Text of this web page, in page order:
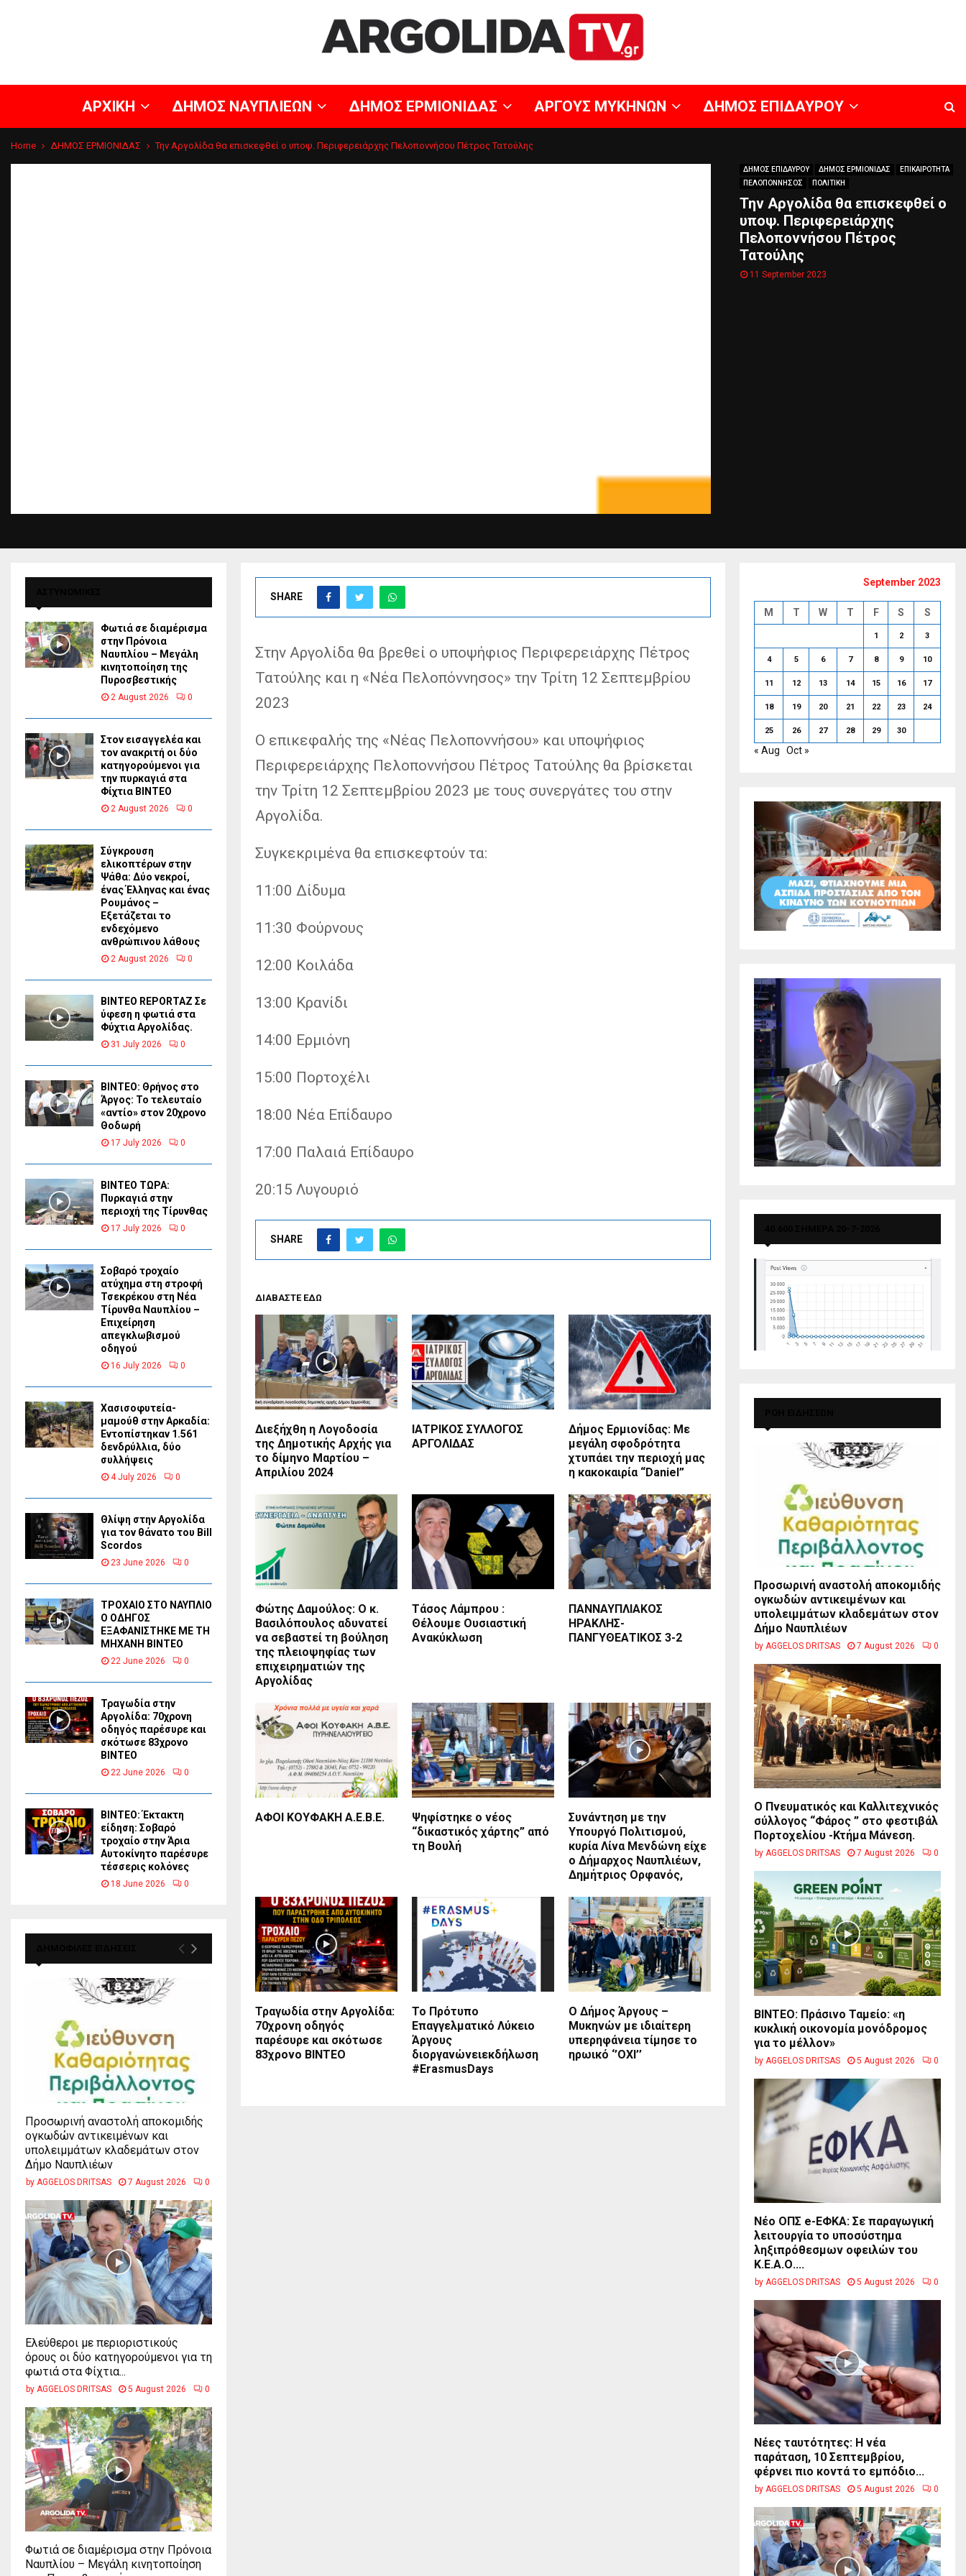
ΑΡΧΙΚΗ ΔΗΜΟΣ ΝΑΥΠΛΙΕΩΝ ΔΗΜΟΣ ΕΡΜΙΟΝΙΔΑΣ ΑΡΓΟΥΣ ΜΥΚΗΝΩΝ ΔΗΜΟΣ ΕΠΙΔΑΥΡΟΥ
Home ΔΗΜΟΣ ΕΡΜΙΟΝΙΔΑΣ Την Αργολίδα θα επισκεφθεί ο υποψ. Περιφερειάρχης Πελοποννήσου Πέτρος Τατούλης
ΔΗΜΟΣ ΕΠΙΔΑΥΡΟΥ ΔΗΜΟΣ ΕΡΜΙΟΝΙΔΑΣ
ΕΠΙΚΑΙΡΟΤΗΤΑ
ΠΕΛΟΠΟΝΝΗΣΟΣ
ΠΟΛΙΤΙΚΗ
Την Αργολίδα θα επισκεφθεί ο
υποψ. Περιφερειάρχης
Πελοποννήσου Πέτρος
Τατούλης
11 September 2023
SHARE
Στην Αργολίδα θα βρεθεί ο υποψήφιος Περιφερειάρχης Πέτρος
Τατούλης και η «Νέα Πελοπόννησος» την Τρίτη 12 Σεπτεμβρίου
2023
Ο επικεφαλής της «Νέας Πελοποννήσου» και υποψήφιος
Περιφερειάρχης Πελοποννήσου Πέτρος Τατούλης θα βρίσκεται
την Τρίτη 12 Σεπτεμβρίου 2023 με τους συνεργάτες του στην
Αργολίδα.
Συγκεκριμένα θα επισκεφτούν τα:
11:00 Δίδυμα
11:30 Φούρνους
12:00 Κοιλάδα
13:00 Κρανίδι
14:00 Ερμιόνη
15:00 Πορτοχέλι
18:00 Νέα Επίδαυρο
17:00 Παλαιά Επίδαυρο
20:15 Λυγουριό
SHARE
ΔΙΑΒΑΣΤΕ ΕΔΩ
Διεξήχθη η Λογοδοσία
της Δημοτικής Αρχής για
το δίμηνο Μαρτίου –
Απριλίου 2024
ΙΑΤΡΙΚΟΣ ΣΥΛΛΟΓΟΣ
ΑΡΓΟΛΙΔΑΣ
Δήμος Ερμιονίδας: Με
μεγάλη σφοδρότητα
χτυπάει την περιοχή μας
η κακοκαιρία “Daniel”
Φώτης Δαμούλος: Ο κ.
Βασιλόπουλος αδυνατεί
να σεβαστεί τη βούληση
της πλειοψηφίας των
επιχειρηματιών της
Αργολίδας
Τάσος Λάμπρου :
Θέλουμε Ουσιαστική
Ανακύκλωση
ΠΑΝΝΑΥΠΛΙΑΚΟΣ
ΗΡΑΚΛΗΣ-
ΠΑΝΓΥΘΕΑΤΙΚΟΣ 3-2
ΑΦΟΙ ΚΟΥΦΑΚΗ Α.Ε.Β.Ε.
Ψηφίστηκε ο νέος
“δικαστικός χάρτης” από
τη Βουλή
Συνάντηση με την
Υπουργό Πολιτισμού,
κυρία Λίνα Μενδώνη είχε
ο Δήμαρχος Ναυπλιέων,
Δημήτριος Ορφανός,
Τραγωδία στην Αργολίδα:
70χρονη οδηγός
παρέσυρε και σκότωσε
83χρονο ΒΙΝΤΕΟ
To Πρότυπο
Επαγγελματικό Λύκειο
Άργους
διοργανώνειεκδήλωση
#ErasmusDays
Ο Δήμος Άργους –
Μυκηνών με ιδιαίτερη
υπερηφάνεια τίμησε το
ηρωικό ‘’ΟΧΙ’’
Φωτιά σε διαμέρισμα
στην Πρόνοια
Ναυπλίου – Μεγάλη
κινητοποίηση της
Πυροσβεστικής
2 August 2026 0
Στον εισαγγελέα και
τον ανακριτή οι δύο
κατηγορούμενοι για
την πυρκαγιά στα
Φίχτια ΒΙΝΤΕΟ
2 August 2026 0
Σύγκρουση
ελικοπτέρων στην
Ψάθα: Δύο νεκροί,
ένας Έλληνας και ένας
Ρουμάνος –
Εξετάζεται το
ενδεχόμενο
ανθρώπινου λάθους
2 August 2026 0
BINTEO REPORTAZ Σε
ύφεση η φωτιά στα
Φύχτια Αργολίδας.
31 July 2026 0
ΒΙΝΤΕΟ: Θρήνος στο
Άργος: Το τελευταίο
«αντίο» στον 20χρονο
Θοδωρή
17 July 2026 0
ΒΙΝΤΕΟ ΤΩΡΑ:
Πυρκαγιά στην
περιοχή της Τίρυνθας
17 July 2026 0
Σοβαρό τροχαίο
ατύχημα στη στροφή
Τσεκρέκου στη Νέα
Τίρυνθα Ναυπλίου –
Επιχείρηση
απεγκλωβισμού
οδηγού
16 July 2026 0
Χασισοφυτεία-
μαμούθ στην Αρκαδία:
Εντοπίστηκαν 1.561
δενδρύλλια, δύο
συλλήψεις
4 July 2026 0
Θλίψη στην Αργολίδα
για τον θάνατο του Bill
Scordos
23 June 2026 0
ΤΡΟΧΑΙΟ ΣΤΟ ΝΑΥΠΛΙΟ
Ο ΟΔΗΓΟΣ
ΕΞΑΦΑΝΙΣΤΗΚΕ ΜΕ ΤΗ
ΜΗΧΑΝΗ ΒΙΝΤΕΟ
22 June 2026 0
Τραγωδία στην
Αργολίδα: 70χρονη
οδηγός παρέσυρε και
σκότωσε 83χρονο
ΒΙΝΤΕΟ
22 June 2026 0
ΒΙΝΤΕΟ: Έκτακτη
είδηση: Σοβαρό
τροχαίο στην Άρια
Αυτοκίνητο παρέσυρε
τέσσερις κολόνες
18 June 2026 0
Προσωρινή αναστολή αποκομιδής
ογκωδών αντικειμένων και
υπολειμμάτων κλαδεμάτων στον
Δήμο Ναυπλιέων
by AGGELOS DRITSAS 7 August 2026 0
Ελεύθεροι με περιοριστικούς
όρους οι δύο κατηγορούμενοι για τη
φωτιά στα Φίχτια...
by AGGELOS DRITSAS 5 August 2026 0
Φωτιά σε διαμέρισμα στην Πρόνοια
Ναυπλίου – Μεγάλη κινητοποίηση
September 2023
M T W T F S S
1 2 3
4 5 6 7 8 9 10
11 12 13 14 15 16 17
18 19 20 21 22 23 24
25 26 27 28 29 30
« Aug Oct »
Προσωρινή αναστολή αποκομιδής
ογκωδών αντικειμένων και
υπολειμμάτων κλαδεμάτων στον
Δήμο Ναυπλιέων
by AGGELOS DRITSAS 7 August 2026 0
Ο Πνευματικός και Καλλιτεχνικός
σύλλογος “Φάρος ” στο φεστιβάλ
Πορτοχελίου -Κτήμα Μάνεση.
by AGGELOS DRITSAS 7 August 2026 0
BINTEO: Πράσινο Ταμείο: «η
κυκλική οικονομία μονόδρομος
για το μέλλον»
by AGGELOS DRITSAS 5 August 2026 0
Νέο ΟΠΣ e-ΕΦΚΑ: Σε παραγωγική
λειτουργία το υποσύστημα
ληξιπρόθεσμων οφειλών του
Κ.Ε.Α.Ο....
by AGGELOS DRITSAS 5 August 2026 0
Νέες ταυτότητες: Η νέα
παράταση, 10 Σεπτεμβρίου,
φέρνει πιο κοντά το εμπόδιο...
by AGGELOS DRITSAS 5 August 2026 0